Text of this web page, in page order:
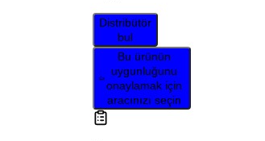
Distribütör
bul
Bu ürünün
uygunluğunu
onaylamak için
aracınızı seçin